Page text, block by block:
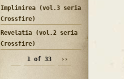
Implinirea (vol.3 seria
Crossfire)
Revelatia (vol.2 seria
Crossfire)
1 of 33 ››